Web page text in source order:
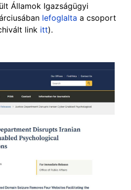
Államok Igazságügyi
lefoglalta a csoport
link itt).